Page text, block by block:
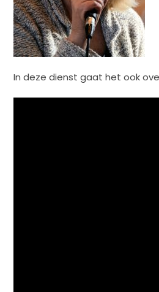
In deze dienst gaat het ook